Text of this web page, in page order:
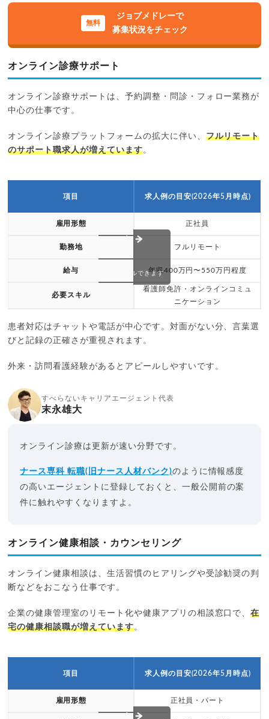
ジョブメドレーで
募集状況をチェック
オンライン診療サポート
オンライン診療サポートは、予約調整・問診・フォロー業務が
中心の仕事です。
オンライン診療プラットフォームの拡大に伴い、 フルリモート
のサポート職求人が増えています。
項目 求人例の目安(2026年5月時点)
雇用形態 正社員
勤務地 フルリモート
給与 年収400万円〜550万円程度
必要スキル
看護師免許・オンラインコミュ
ニケーション
スクロールできます
患者対応はチャットや電話が中心です。対面がない分、言葉選
びと記録の正確さが重視されます。
外来・訪問看護経験があるとアピールしやすいです。
すべらないキャリアエージェント代表
末永雄大
オンライン診療は更新が速い分野です。
ナース専科 転職(旧ナース人材バンク)のように情報感度
の高いエージェントに登録しておくと、一般公開前の案
件に触れやすくなりますよ。
オンライン健康相談・カウンセリング
オンライン健康相談は、生活習慣のヒアリングや受診勧奨の判
断などをおこなう仕事です。
企業の健康管理室のリモート化や健康アプリの相談窓口で、在
宅の健康相談職が増えています。
項目 求人例の目安(2026年5月時点)
雇用形態 正社員・パート